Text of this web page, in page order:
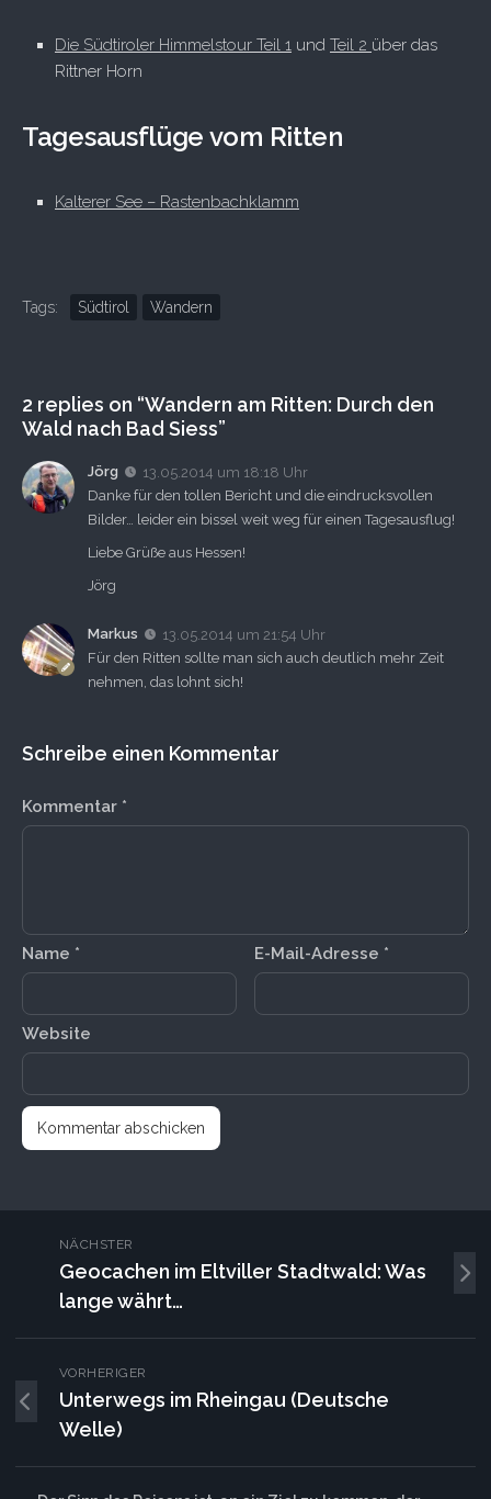
Die Südtiroler Himmelstour Teil 1 und Teil 2 über das
Rittner Horn
Tagesausflüge vom Ritten
Kalterer See – Rastenbachklamm
Tags: Südtirol Wandern
2 replies on “Wandern am Ritten: Durch den
Wald nach Bad Siess”
Jörg
13.05.2014 um 18:18 Uhr
Danke für den tollen Bericht und die eindrucksvollen
Bilder… leider ein bissel weit weg für einen Tagesausflug!
Liebe Grüße aus Hessen!
Jörg
Markus
13.05.2014 um 21:54 Uhr
Für den Ritten sollte man sich auch deutlich mehr Zeit
nehmen, das lohnt sich!
Schreibe einen Kommentar
Kommentar *
Name * E-Mail-Adresse *
Website
NÄCHSTER
Geocachen im Eltviller Stadtwald: Was
lange währt…
VORHERIGER
Unterwegs im Rheingau (Deutsche
Welle)